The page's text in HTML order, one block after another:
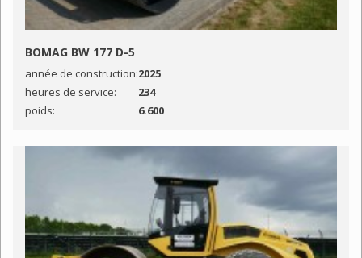
BOMAG BW 177 D-5
année de construction:2025
heures de service:
234
poids:
6.600